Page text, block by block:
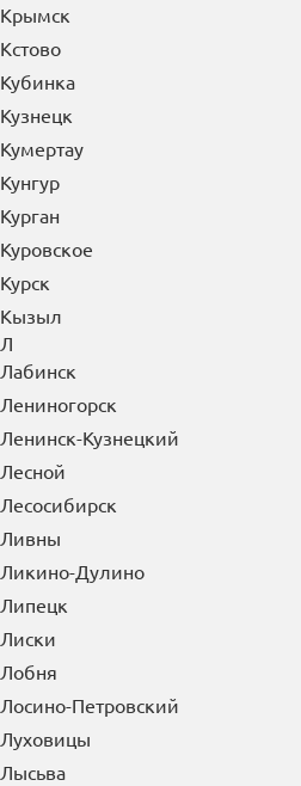
Крымск
Кстово
Кубинка
Кузнецк
Кумертау
Кунгур
Курган
Куровское
Курск
Кызыл
Л
Лабинск
Лениногорск
Ленинск-Кузнецкий
Лесной
Лесосибирск
Ливны
Ликино-Дулино
Липецк
Лиски
Лобня
Лосино-Петровский
Луховицы
Лысьва